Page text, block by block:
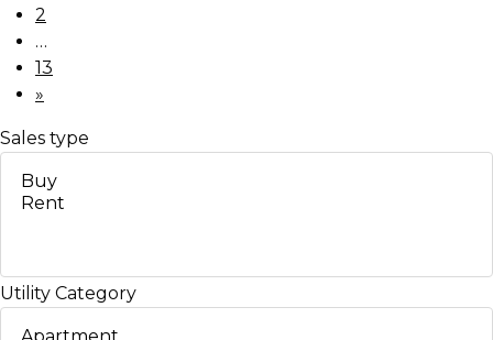
2
…
13
»
Sales type
Utility Category